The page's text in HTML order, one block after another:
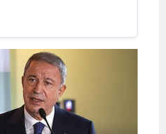
Düzce